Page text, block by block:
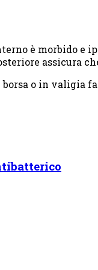
è morbido e
assicura
o in valigia